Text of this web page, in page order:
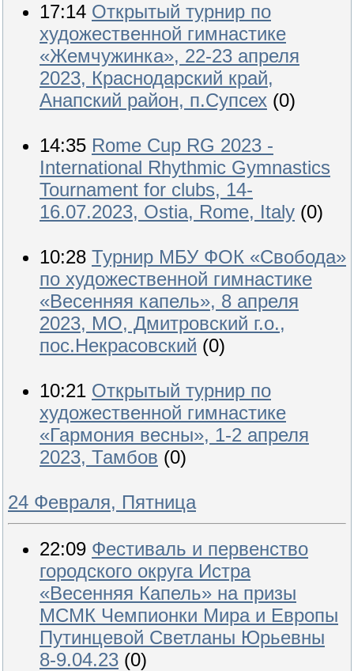
17:14 Открытый турнир по
художественной гимнастике
«Жемчужинка», 22-23 апреля
2023, Краснодарский край,
Анапский район, п.Супсех (0)
14:35 Rome Cup RG 2023 -
International Rhythmic Gymnastics
Tournament for clubs, 14-
16.07.2023, Ostia, Rome, Italy (0)
10:28 Турнир МБУ ФОК «Свобода»
по художественной гимнастике
«Весенняя капель», 8 апреля
2023, МО, Дмитровский г.о.,
пос.Некрасовский (0)
10:21 Открытый турнир по
художественной гимнастике
«Гармония весны», 1-2 апреля
2023, Тамбов (0)
24 Февраля, Пятница
22:09 Фестиваль и первенство
городского округа Истра
«Весенняя Капель» на призы
МСМК Чемпионки Мира и Европы
Путинцевой Светланы Юрьевны
8-9.04.23 (0)